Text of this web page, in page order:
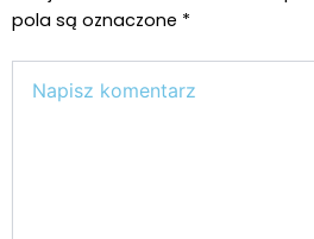
pola są oznaczone *
tutaj..